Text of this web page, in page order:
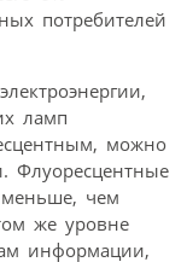
потребителей
ламп
можно
Флуоресцентные
чем
же уровне
информации,